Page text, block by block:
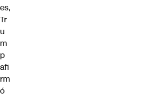
es,
Tr
u
m
p
afi
rm
ó